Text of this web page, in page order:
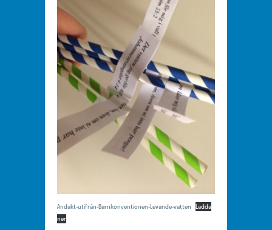
Andakt-utifrån-Barnkonventionen-Levande-vatten Ladda
ner